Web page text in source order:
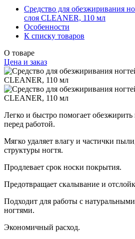
Средство для обезжиривания
слоя CLEANER, 110 мл
Особенности
К списку товаров
О товаре
Цена и заказ
Легко и быстро помогает
перед работой.
Мягко удаляет влагу и частички
структуры ногтя.
Продлевает срок носки покрытия.
Предотвращает скалывание и
Подходит для работы с
ногтями.
Экономичный расход.